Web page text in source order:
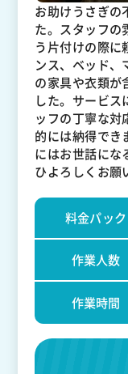
お助けうさぎの
た。スタッフの
う片付けの際に
ンス、ベッド、
の家具や衣類が
した。サービ
ッフの丁寧な対
的には納得でき
にはお世話にな
ひよろしくお願
料金パック
作業人数
作業時間